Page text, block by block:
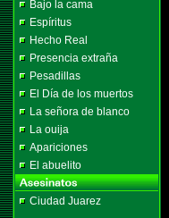
Bajo la cama
Espíritus
Hecho Real
Presencia extraña
Pesadillas
El Día de los muertos
La señora de blanco
La ouija
Apariciones
El abuelito
Ciudad Juarez